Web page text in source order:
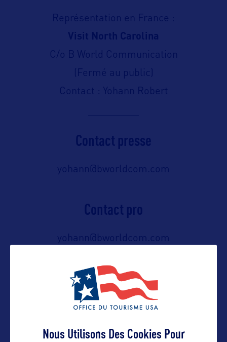
Représentation en France :
Visit North Carolina
C/o B World Communication
(Fermé au public)
Contact : Yohann Robert
Contact presse
yohann@bworldcom.com
Contact pro
yohann@bworldcom.com
Contact grand public
Nous Utilisons Des Cookies Pour